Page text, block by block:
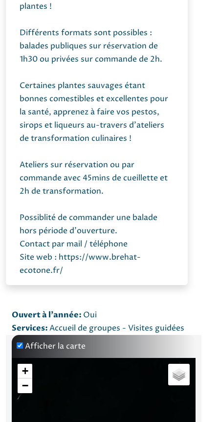
plantes !
Différents formats sont possibles :
balades publiques sur réservation de
1h30 ou privées sur commande de 2h.
Certaines plantes sauvages étant
bonnes comestibles et excellentes pour
la santé, apprenez à faire vos pestos,
sirops et liqueurs au-travers d’ateliers
de transformation culinaires !
Ateliers sur réservation ou par
commande avec 45mins de cueillette et
2h de transformation.
Possiblité de commander une balade
hors période d'ouverture.
Contact par mail / téléphone
Site web : https://www.brehat-
ecotone.fr/
Ouvert à l'année: Oui
Services:Accueil de groupes - Visites guidées
Afficher la carte
+
−